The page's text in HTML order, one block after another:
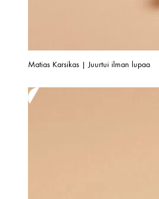
Matias Karsikas | Juurtui ilman lupaa